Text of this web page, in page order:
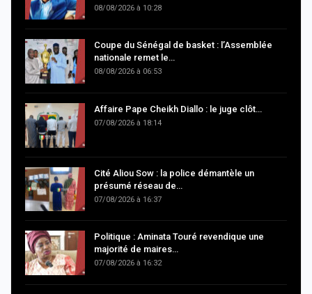
08/08/2026 à 10:28
Coupe du Sénégal de basket : l’Assemblée
nationale remet le…
08/08/2026 à 06:53
Affaire Pape Cheikh Diallo : le juge clôt…
07/08/2026 à 18:14
Cité Aliou Sow : la police démantèle un
présumé réseau de…
07/08/2026 à 16:37
Politique : Aminata Touré revendique une
majorité de maires…
07/08/2026 à 16:32